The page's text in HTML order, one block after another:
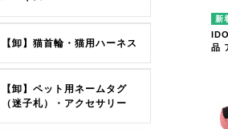
品
【卸】猫首輪・猫用ハーネス
【卸】ペット用ネームタグ
（迷子札）・アクセサリー